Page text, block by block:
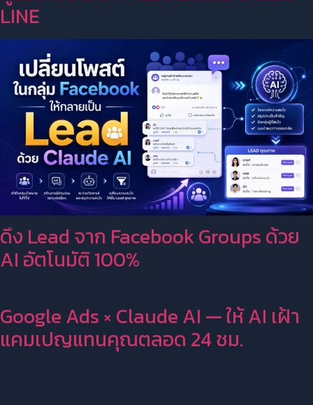
LINE
ดึง Lead จาก Facebook Groups ด้วย
AI อัตโนมัติ 100%
Google Ads × Claude AI — ให้ AI เฝ้า
แคมเปญแทนคุณตลอด 24 ชม.